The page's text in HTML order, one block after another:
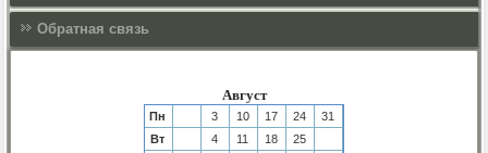
Обратная связь
Август
Пн 3 10 17 24
31
Вт
4 11 18
25